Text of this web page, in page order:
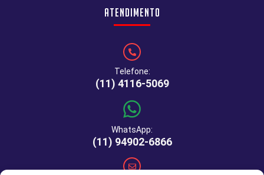
Atendimento
Telefone:
(11) 4116-5069
WhatsApp:
(11) 94902-6866